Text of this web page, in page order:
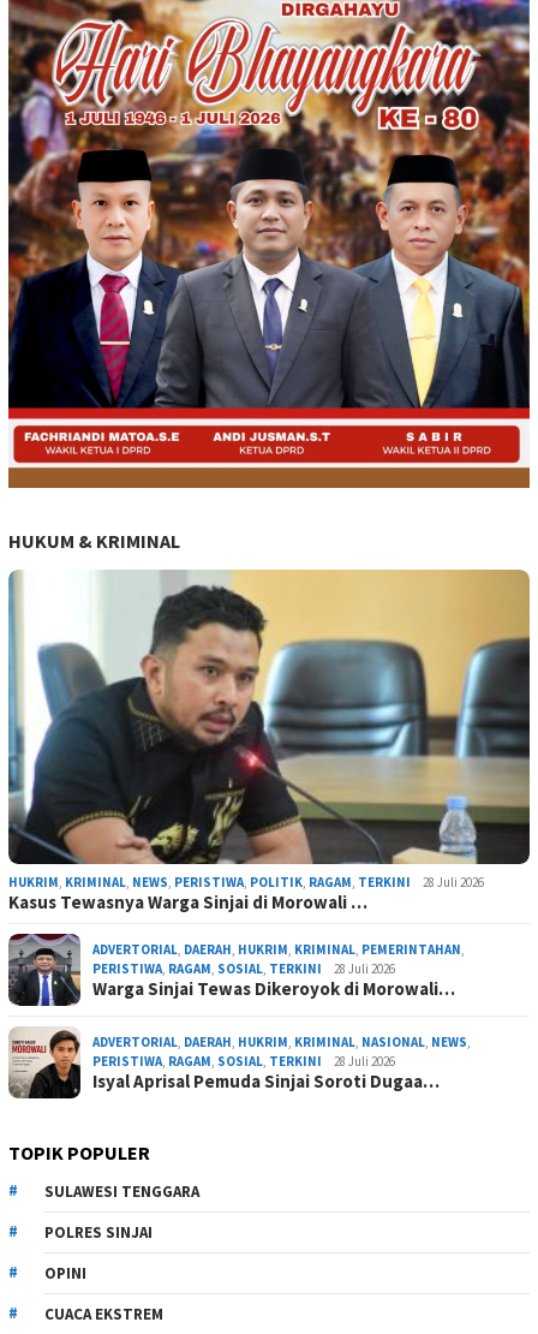
HUKUM & KRIMINAL
HUKRIM, KRIMINAL, NEWS, PERISTIWA, POLITIK, RAGAM, TERKINI 28 Juli 2026
Kasus Tewasnya Warga Sinjai di Morowali …
ADVERTORIAL, DAERAH, HUKRIM, KRIMINAL, PEMERINTAHAN,
PERISTIWA, RAGAM, SOSIAL, TERKINI 28 Juli 2026
Warga Sinjai Tewas Dikeroyok di Morowali…
ADVERTORIAL, DAERAH, HUKRIM, KRIMINAL, NASIONAL, NEWS,
PERISTIWA, RAGAM, SOSIAL, TERKINI 28 Juli 2026
Isyal Aprisal Pemuda Sinjai Soroti Dugaa…
TOPIK POPULER
SULAWESI TENGGARA
POLRES SINJAI
OPINI
CUACA EKSTREM